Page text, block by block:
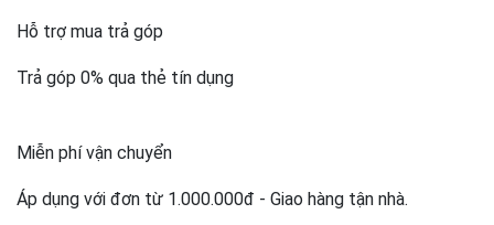
Hỗ trợ mua trả góp
Trả góp 0% qua thẻ tín dụng
Miễn phí vận chuyển
Áp dụng với đơn từ 1.000.000đ - Giao hàng tận nhà.